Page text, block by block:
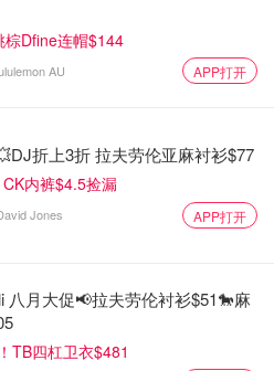
棕Dfine连帽$144
AU APP打开
折上3折 拉夫劳伦亚麻衬衫$77
内裤$4.5捡漏
Jones APP打开
八月大促📢拉夫劳伦衬衫$51🐎麻
TB四杠卫衣$481